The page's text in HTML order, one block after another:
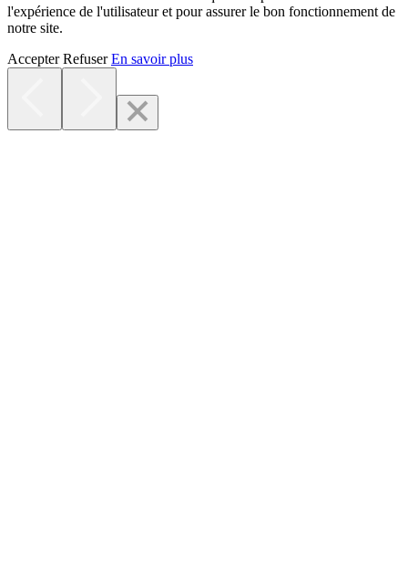
l'expérience de l'utilisateur et pour assurer le bon fonctionnement de
notre site.
AccepterRefuserEn savoir plus